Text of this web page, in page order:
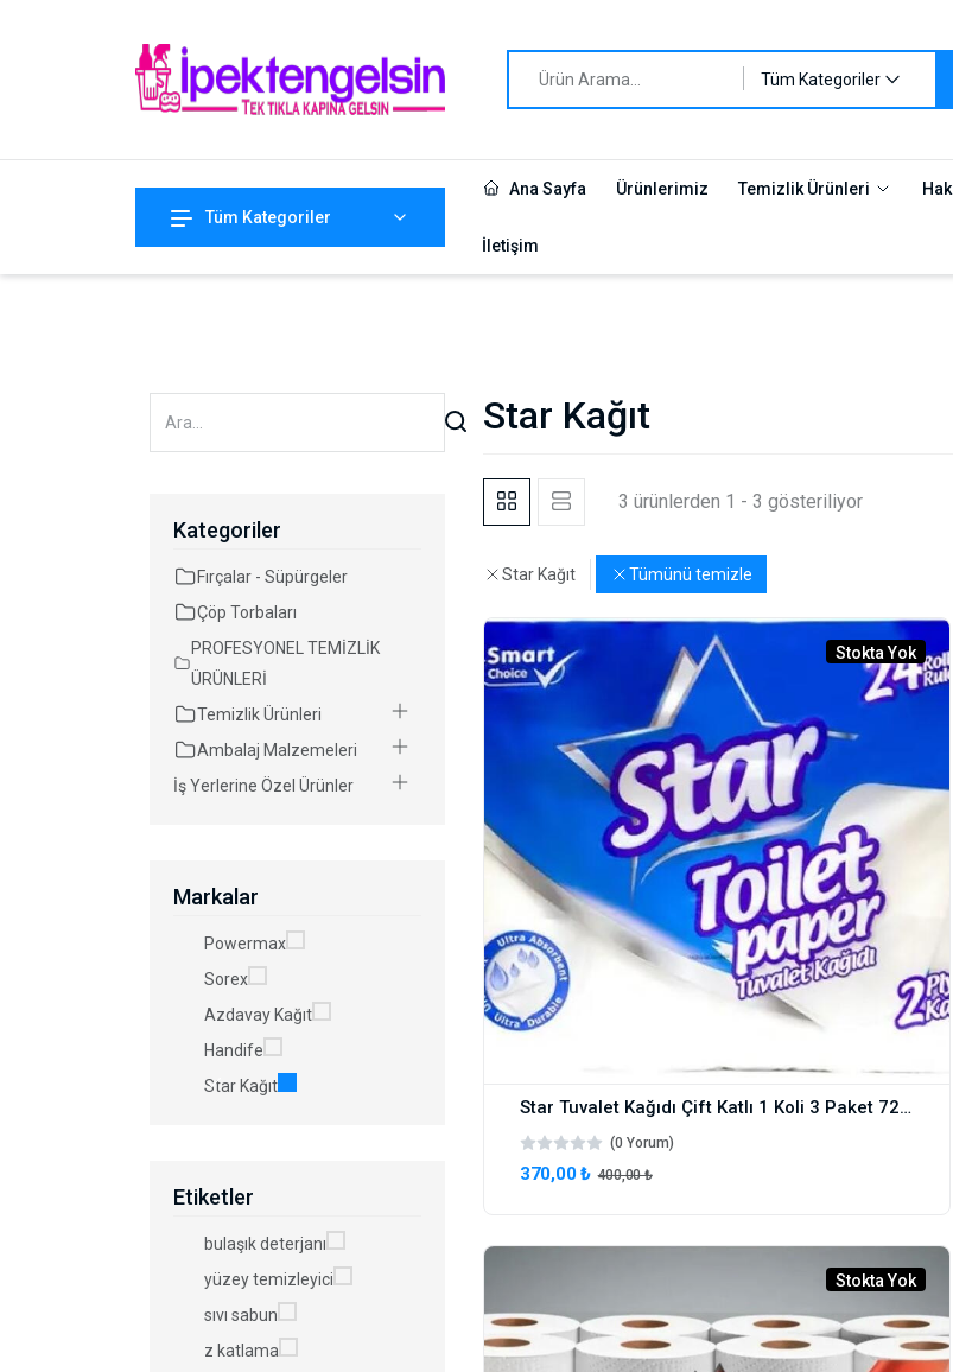
Tüm Kategoriler
Tüm Kategoriler
Ana Sayfa Ürünlerimiz Temizlik Ürünleri
İletişim
Kategoriler
Fırçalar - Süpürgeler
Çöp Torbaları
PROFESYONEL TEMİZLİK
ÜRÜNLERİ
Temizlik Ürünleri
Ambalaj Malzemeleri
İş Yerlerine Özel Ürünler
Markalar
Powermax
Sorex
Azdavay Kağıt
Handife
Star Kağıt
Etiketler
bulaşık deterjanı
yüzey temizleyici
sıvı sabun
z katlama
Star Kağıt
3 ürünlerden 1 - 3 gösteriliyor
Star Kağıt Tümünü temizle
Stokta Yok
Star Tuvalet Kağıdı Çift Katlı 1 Koli 3 Paket 72 Rulo
(0 Yorum)
370,00 ₺ 400,00 ₺
Stokta Yok